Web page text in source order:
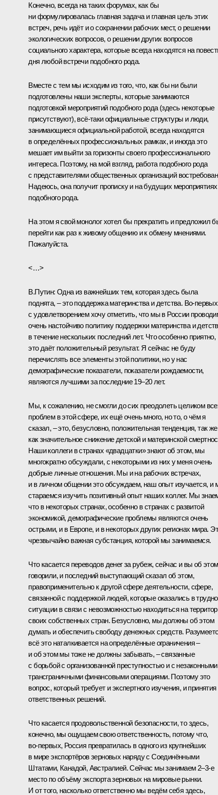
Конечно, всегда на таких форумах, как бы
ни формулировалась главная задача и главная цель этих
встреч, речь идёт и о сохранении рабочих мест, о решении
экологических вопросов, о решении других вопросов
социального характера, которые всегда находятся на
дня любой встречи подобного рода.
Вместе с тем мы исходим из того, что, как бы ни были
подготовлены наши эксперты, которые занимаются
подготовкой мероприятий подобного рода (здесь некоторые
присутствуют), всё‑таки официальные структуры и люди,
занимающиеся официальной работой, всегда находятся
в определённых профессиональных рамках, и иногда это
мешает им выйти за горизонты своего профессионального
интереса. Поэтому, на мой взгляд, работа подобного рода
с представителями общественных организаций
Надеюсь, она получит прописку и на будущих мероприятиях
подобного рода.
На этом я свой монолог хотел бы прекратить и предложил
перейти как раз к живому общению и к обмену мнениями.
Пожалуйста.
<…>
В.Путин: Одна из важнейших тем, которая здесь была
поднята, – это поддержка материнства и детства.
с удовлетворением хочу отметить, что мы в России
очень настойчиво политику поддержки материнства и
в течение нескольких последний лет. Что особенно приятно,
это даёт положительный результат. Я сейчас не буду
перечислять все элементы этой политики, но у нас
демографические показатели, показатели рождаемости,
являются лучшими за последние 19–20 лет.
Мы, к сожалению, не смогли до сих преодолеть целиком
проблем в этой сфере, их ещё очень много, но то, о чём я
сказал, – это, безусловно, положительная тенденция, так же
как значительное снижение детской и материнской
Наши коллеги в странах «двадцатки» знают об этом, мы
многократно обсуждали, с некоторыми из них у меня очень
добрые личные отношения. Мы и на рабочих встречах,
и в личном общении это обсуждаем, наш опыт изучается, и
стараемся изучить позитивный опыт наших коллег. Мы
что в некоторых странах, особенно в странах с развитой
экономикой, демографические проблемы являются очень
острыми, и в Европе, и в некоторых других регионах мира.
чрезвычайно важная субстанция, которой мы занимаемся.
Что касается переводов денег за рубеж, сейчас и вы об этом
говорили, и последний выступающий сказал об этом,
правоприменительно к другой сфере деятельности, сфере,
связанной с поддержкой людей, которые оказались в
ситуации в связи с невозможностью находиться на
своих собственных стран. Безусловно, мы должны об этом
думать и обеспечить свободу денежных средств.
всё это наталкивается на определённые ограничения –
и об этом мы тоже не должны забывать, – связанные
с борьбой с организованной преступностью и с незаконными
трансграничными финансовыми операциями. Поэтому это
вопрос, который требует и экспертного изучения, и принятия
ответственных решений.
Что касается продовольственной безопасности, то здесь,
конечно, мы ощущаем свою ответственность, потому что,
во‑первых, Россия превратилась в одного из крупнейших
в мире экспортёров зерновых наряду с Соединёнными
Штатами, Канадой, Австралией. Сейчас мы занимаем 2–3-е
место по объёму экспорта зерновых на мировые рынки.
И от того, насколько ответственно мы ведём себя здесь,